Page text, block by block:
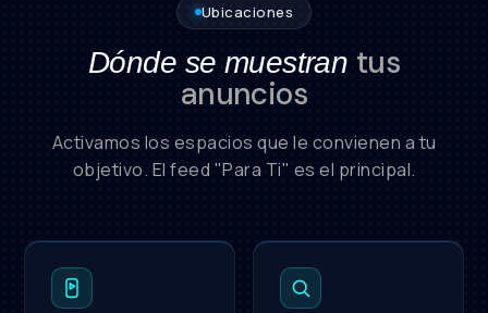
Ubicaciones
Dónde se muestran tus
anuncios
Activamos los espacios que le convienen a tu
objetivo. El feed "Para Ti" es el principal.